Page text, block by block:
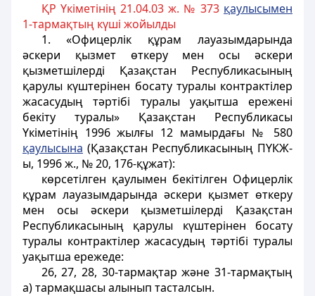
ҚР Үкіметінің 21.04.03 ж. № 373 қаулысымен
1-тармақтың күшi жойылды
1. «Офицерлiк құрам лауазымдарында
әскери қызмет өткеру мен осы әскери
қызметшiлердi Қазақстан Республикасының
қарулы күштерiнен босату туралы контрактiлер
жасасудың тәртібі туралы уақытша ереженi
бекіту туралы» Қазақстан Республикасы
Үкіметінiң 1996 жылғы 12 мамырдағы № 580
қаулысына (Қазақстан Республикасының ПҮКЖ-
ы, 1996 ж., № 20, 176-құжат):
көрсетiлген қаулымен бекітілген Офицерлiк
құрам лауазымдарында әскери қызмет өткеру
мен осы әскери қызметшiлердi Қазақстан
Республикасының қарулы күштерiнен босату
туралы контрактiлер жасасудың тәртібі туралы
уақытша ережеде:
26, 27, 28, 30-тармақтар және 31-тармақтың
а) тармақшасы алынып тасталсын.